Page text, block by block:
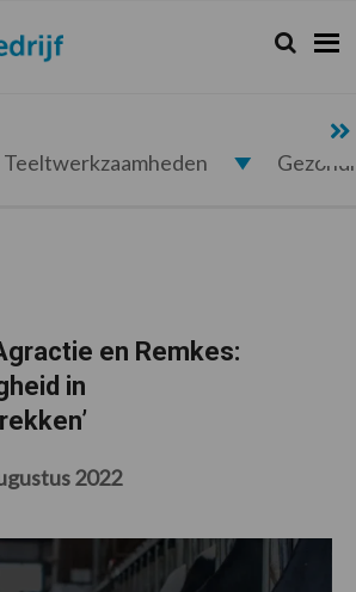
Zoeken...
Zoek
Teeltwerkzaamheden
en Remkes:
in
2022